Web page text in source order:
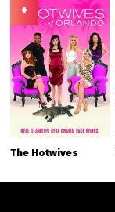
+
The Hotwives